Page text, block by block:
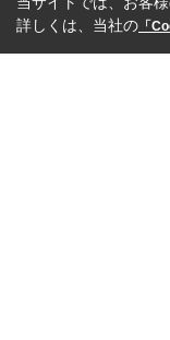
詳しくは、当社の 「